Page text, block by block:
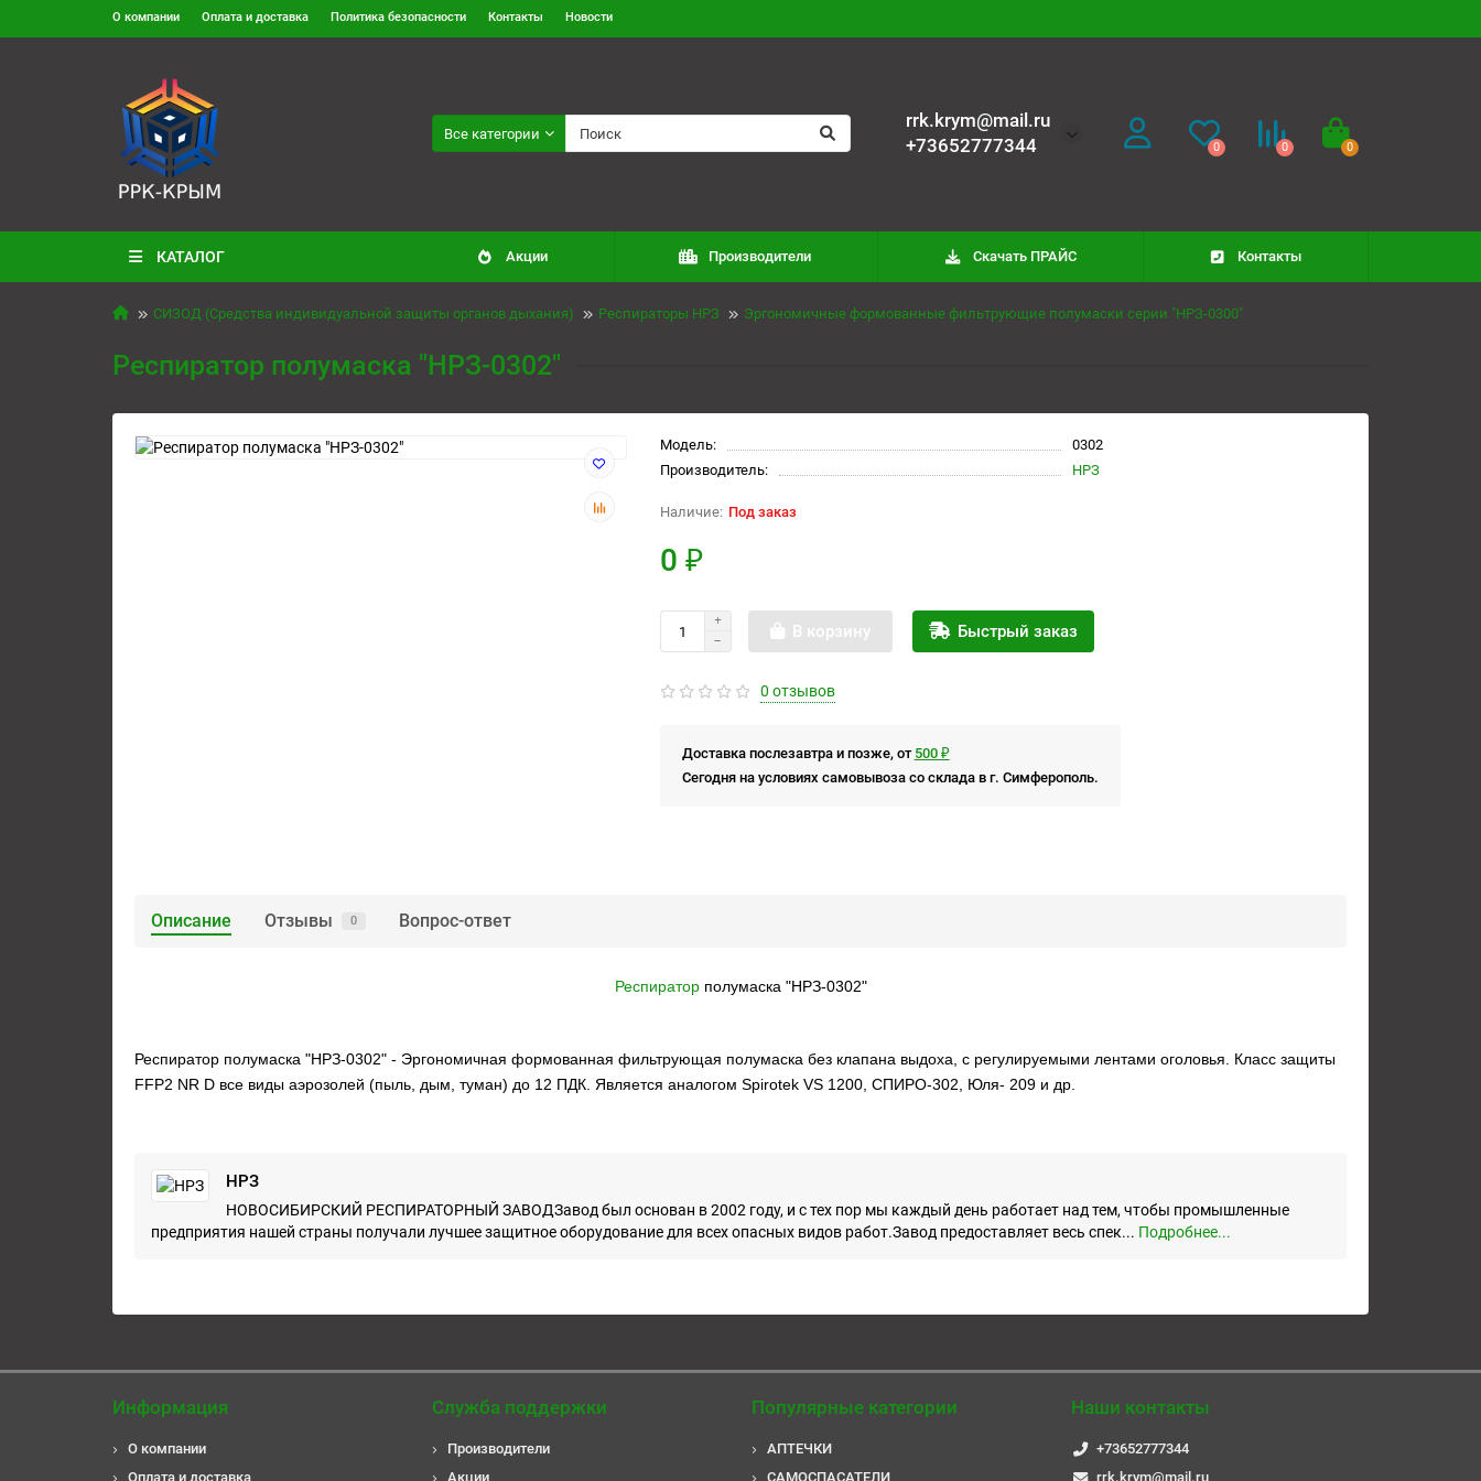
О компании Оплата и доставка Политика безопасности Контакты Новости
Все категории
rrk.krym@mail.ru
+73652777344
0 0 0
КАТАЛОГ Акции Производители Скачать ПРАЙС Контакты
СИЗОД (Средства индивидуальной защиты органов дыхания) Респираторы НРЗ Эргономичные формованные фильтрующие полумаски серии "НРЗ-0300"
Респиратор полумаска "НРЗ-0302"
Модель:
0302
Производитель:
НРЗ
Под заказ
0 ₽
В корзину Быстрый заказ
0 отзывов
Доставка послезавтра и позже, от 500 ₽
Сегодня на условиях самовывоза со склада в г. Симферополь.
Описание Отзывы 0 Вопрос-ответ
Респираторполумаска "НРЗ-0302"
Респиратор полумаска "НРЗ-0302" - Эргономичная формованная фильтрующая полумаска без клапана выдоха, с регулируемыми лентами оголовья. Класс защиты
FFP2 NR D все виды аэрозолей (пыль, дым, туман) до 12 ПДК. Является аналогом Spirotek VS 1200, СПИРО-302, Юля- 209 и др.
НРЗ
НОВОСИБИРСКИЙ РЕСПИРАТОРНЫЙ ЗАВОД Завод был основан в 2002 году, и с тех пор мы каждый день работает над тем, чтобы промышленные
предприятия нашей страны получали лучшее защитное оборудование для всех опасных видов работ.Завод предоставляет весь спек... Подробнее...
Информация
О компании
Оплата и доставка
Служба поддержки
Производители
Акции
Популярные категории
АПТЕЧКИ
САМОСПАСАТЕЛИ
Наши контакты
+73652777344
rrk.krym@mail.ru